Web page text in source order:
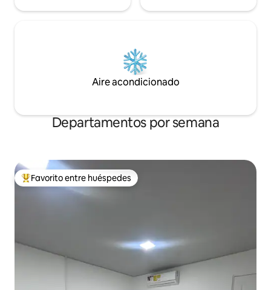
Aire acondicionado
Departamentos por semana
Favorito entre los huéspedes más destacados
Favorito entre huéspedes